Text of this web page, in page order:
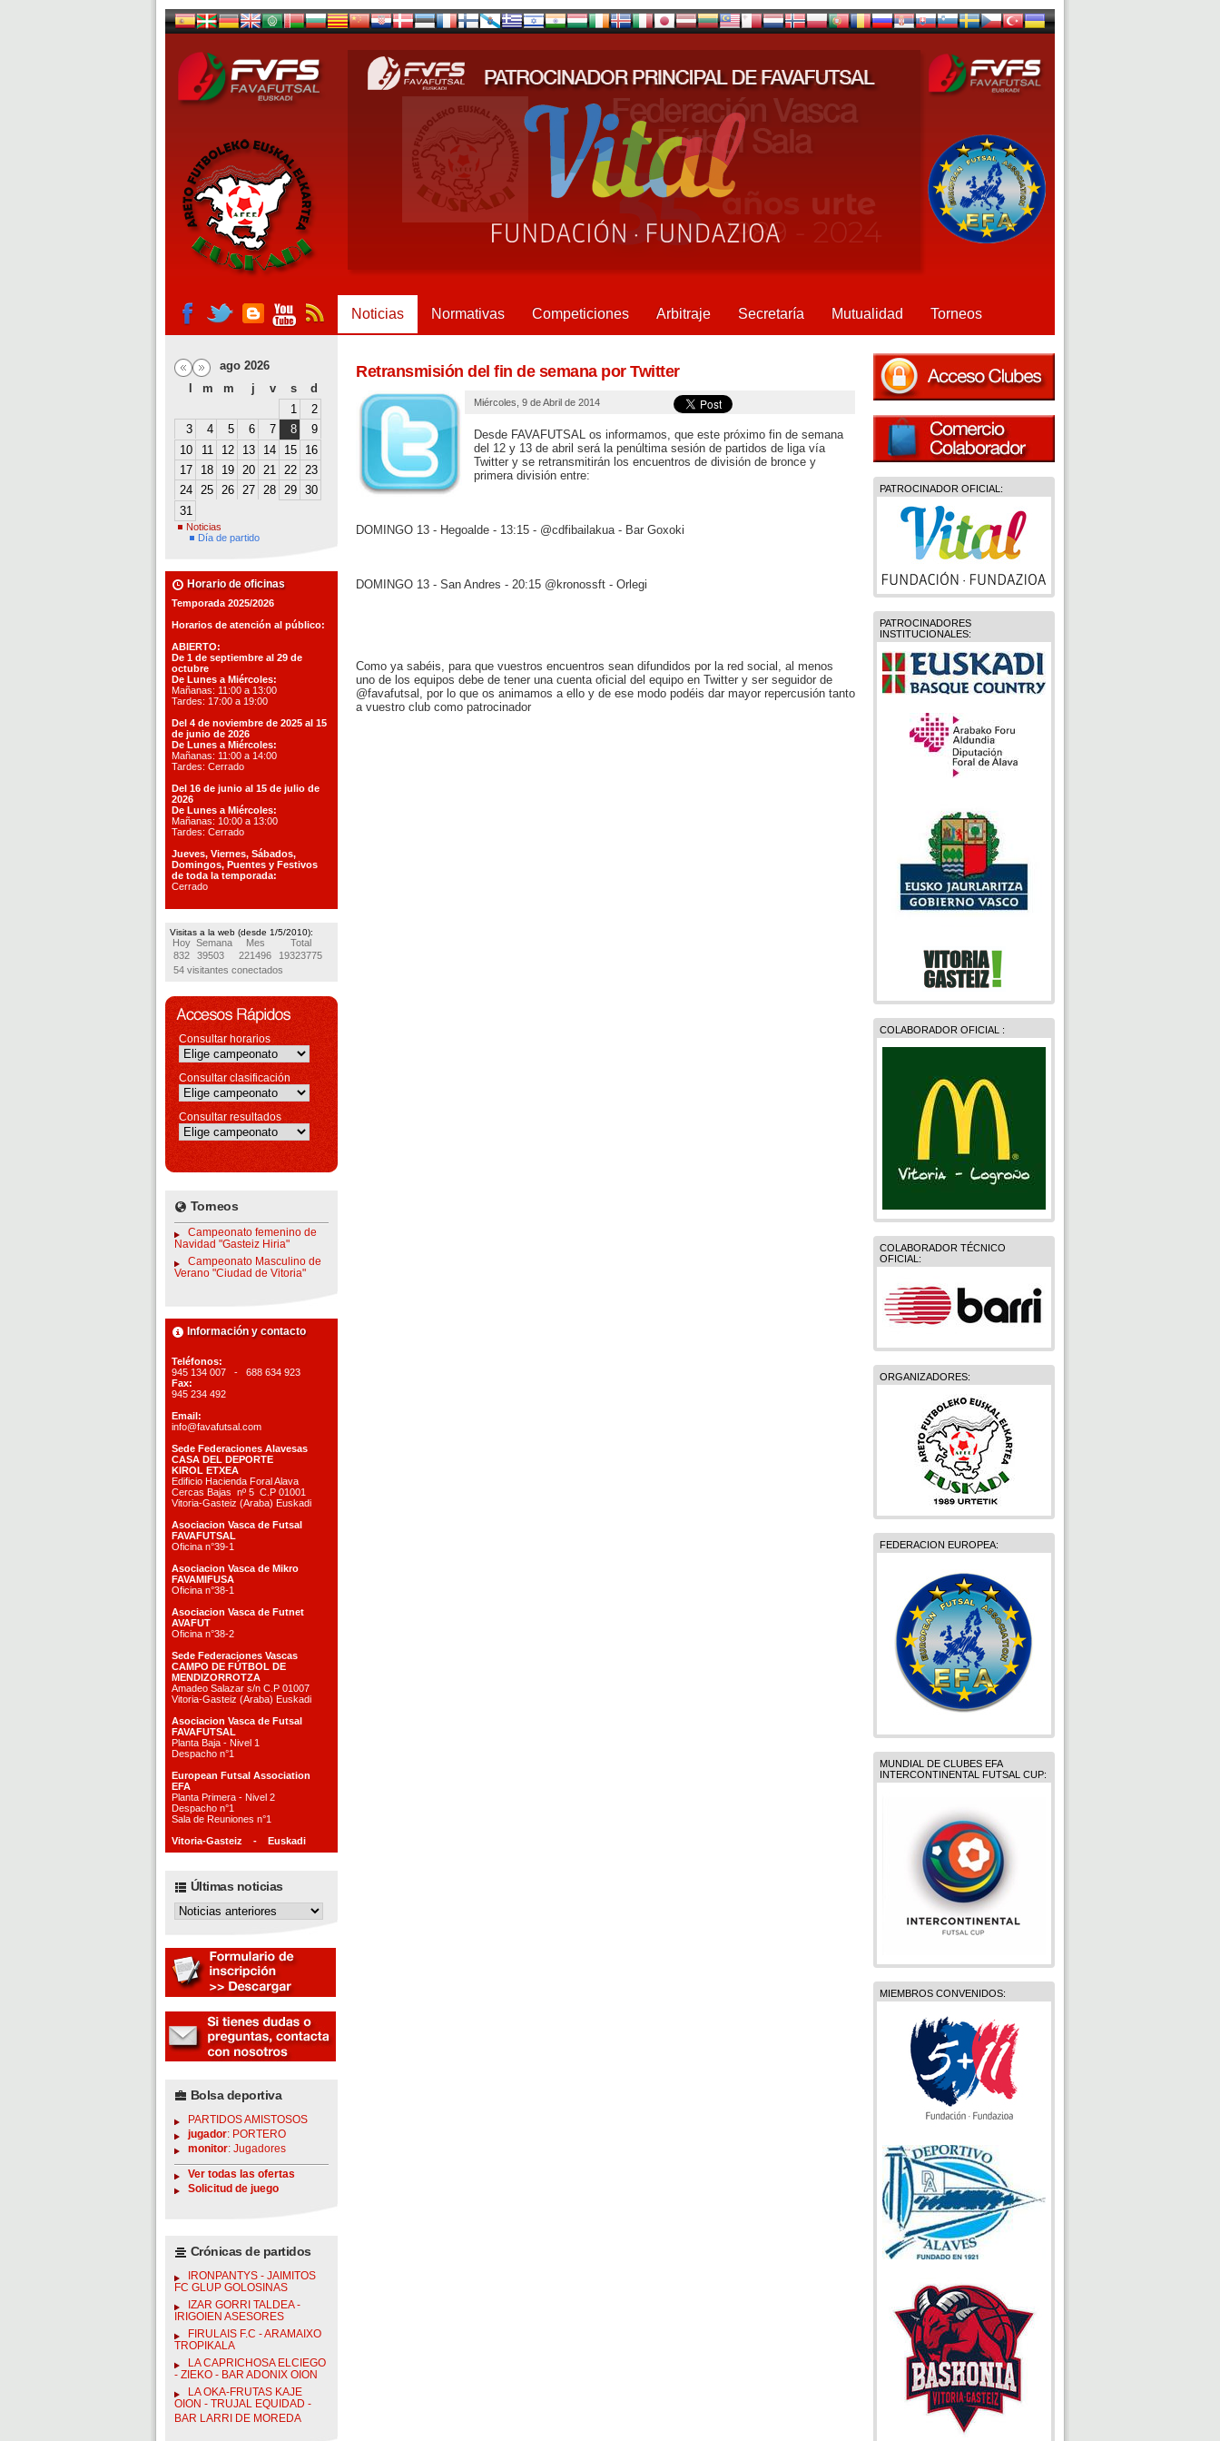
Noticias Normativas Competiciones Arbitraje Secretaría Mutualidad Torneos
ago 2026
m m j v s
d
1
2
3
4 5 6 7 8
9
10
11 12 13 14 15
16
17
18 19 20 21 22 23
24 25 26 27 28 29 30
31
Noticias
Día de partido
Horario de oficinas
Temporada 2025/2026
Horarios de atención al público:
ABIERTO:
De 1 de septiembre al 29 de
octubre
De Lunes a Miércoles:
Mañanas: 11:00 a 13:00
Tardes: 17:00 a 19:00
Del 4 de noviembre de 2025 al 15
de junio de 2026
De Lunes a Miércoles:
Mañanas: 11:00 a 14:00
Tardes: Cerrado
Del 16 de junio al 15 de julio de
2026
De Lunes a Miércoles:
Mañanas: 10:00 a 13:00
Tardes: Cerrado
Jueves, Viernes, Sábados,
Domingos, Puentes y Festivos
de toda la temporada:
Cerrado
Visitas a la web (desde 1/5/2010):
Hoy Semana Mes
Total
832
39503 221496
19323775
54 visitantes conectados
Consultar horarios
Consultar clasificación
Consultar resultados
Torneos
Campeonato femenino de
Navidad "Gasteiz Hiria"
Campeonato Masculino de
Verano "Ciudad de Vitoria"
Información y contacto
Teléfonos:
945 134 007 - 688 634 923
Fax:
945 234 492
Email:
info@favafutsal.com
Sede Federaciones Alavesas
CASA DEL DEPORTE
KIROL ETXEA
Edificio Hacienda Foral Alava
Cercas Bajas nº 5 C.P 01001
Vitoria-Gasteiz (Araba) Euskadi
Asociacion Vasca de Futsal
FAVAFUTSAL
Oficina n°39-1
Asociacion Vasca de Mikro
FAVAMIFUSA
Oficina n°38-1
Asociacion Vasca de Futnet
AVAFUT
Oficina n°38-2
Sede Federaciones Vascas
CAMPO DE FÚTBOL DE
MENDIZORROTZA
Amadeo Salazar s/n C.P 01007
Vitoria-Gasteiz (Araba) Euskadi
Asociacion Vasca de Futsal
FAVAFUTSAL
Planta Baja - Nivel 1
Despacho n°1
European Futsal Association
EFA
Planta Primera - Nivel 2
Despacho n°1
Sala de Reuniones n°1
Vitoria-Gasteiz - Euskadi
Últimas noticias
Bolsa deportiva
PARTIDOS AMISTOSOS
jugador: PORTERO
monitor: Jugadores
Ver todas las ofertas
Solicitud de juego
Crónicas de partidos
IRONPANTYS - JAIMITOS
FC GLUP GOLOSINAS
IZAR GORRI TALDEA -
IRIGOIEN ASESORES
FIRULAIS F.C - ARAMAIXO
TROPIKALA
LA CAPRICHOSA ELCIEGO
- ZIEKO - BAR ADONIX OION
LA OKA-FRUTAS KAJE
OION - TRUJAL EQUIDAD -
BAR LARRI DE MOREDA
PATROCINADOR OFICIAL:
PATROCINADORES
INSTITUCIONALES:
COLABORADOR OFICIAL :
COLABORADOR TÉCNICO
OFICIAL:
ORGANIZADORES:
FEDERACION EUROPEA:
MUNDIAL DE CLUBES EFA
INTERCONTINENTAL FUTSAL CUP:
MIEMBROS CONVENIDOS:
Retransmisión del fin de semana por Twitter
Miércoles, 9 de Abril de 2014
Desde FAVAFUTSAL os informamos, que este próximo fin de semana
del 12 y 13 de abril será la penúltima sesión de partidos de liga vía
Twitter y se retransmitirán los encuentros de división de bronce y
primera división entre:
DOMINGO 13 - Hegoalde - 13:15 - @cdfibailakua - Bar Goxoki
DOMINGO 13 - San Andres - 20:15 @kronossft - Orlegi
Como ya sabéis, para que vuestros encuentros sean difundidos por la red social, al menos
uno de los equipos debe de tener una cuenta oficial del equipo en Twitter y ser seguidor de
@favafutsal, por lo que os animamos a ello y de ese modo podéis dar mayor repercusión tanto
a vuestro club como patrocinador